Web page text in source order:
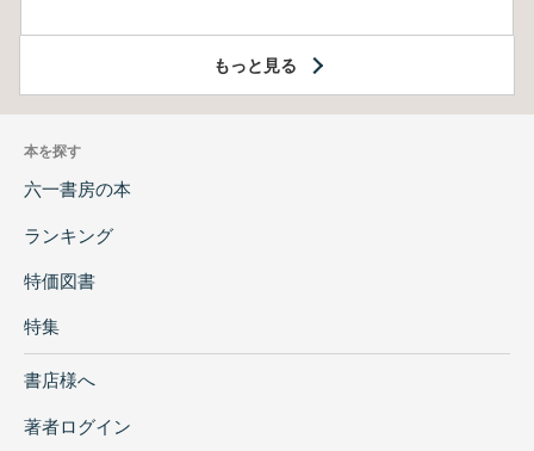
もっと見る
本を探す
六一書房の本
ランキング
特価図書
特集
書店様へ
著者ログイン